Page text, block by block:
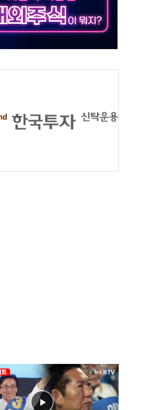
1주택 등 여론 수렴"
부상
워크 구현 첫발